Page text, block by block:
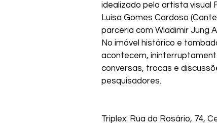
idealizado pelo artista visual
Luisa Gomes Cardoso
parceria com Wladimir Jung
No imóvel histórico e
acontecem,
conversas, trocas e
pesquisadores.
Triplex: Rua do Rosário, 74,